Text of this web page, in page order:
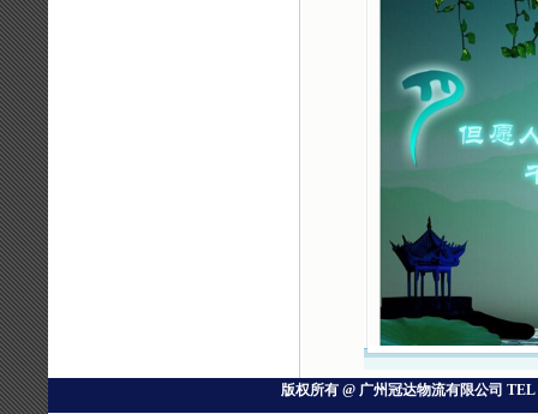
版权所有 @ 广州冠达物流有限公司 TEL